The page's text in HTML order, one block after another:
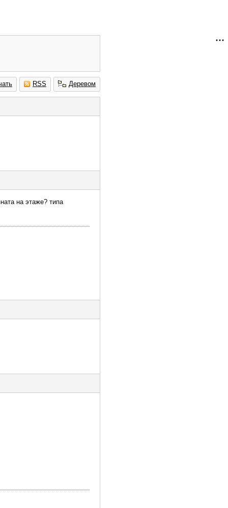
RSS Деревом
на этаже? типа